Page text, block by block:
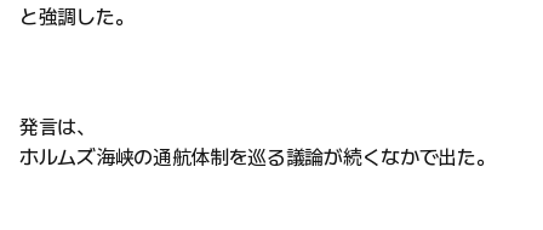
と強調した。
発言は、
ホルムズ海峡の通航体制を巡る議論が続くなかで出た。